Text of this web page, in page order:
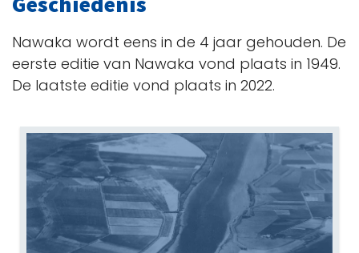
Nawaka wordt eens in de 4 jaar gehouden. De
eerste editie van Nawaka vond plaats in 1949.
De laatste editie vond plaats in 2022.